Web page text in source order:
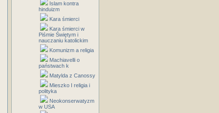
Islam kontra
hinduizm
Kara śmierci
Kara śmierci w
Piśmie Świętym i
nauczaniu katolickim
Komunizm a religia
Machiavelli o
państwach k
Matylda z Canossy
Mieszko I religia i
polityka
Neokonserwatyzm
w USA